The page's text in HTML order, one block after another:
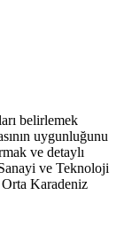
belirlemek
uygunluğunu
ve detaylı
ve Teknoloji
Karadeniz